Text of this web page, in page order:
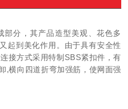
部分，其产品造型美观、花色多
起到美化作用。由于具有安全性
接方式采用特制SBS紧扣件，有
,横向四道折弯加强筋，使网面强